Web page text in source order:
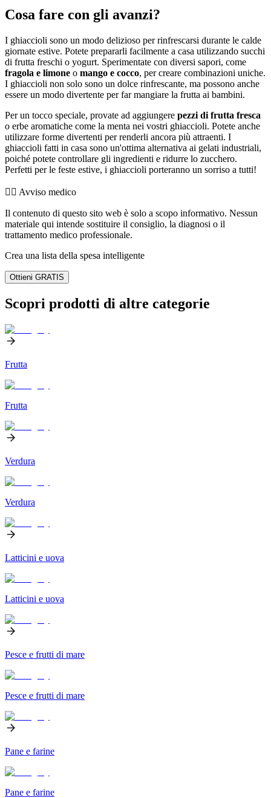
Cosa fare con gli avanzi?
I ghiaccioli sono un modo delizioso per rinfrescarsi durante le calde
giornate estive. Potete prepararli facilmente a casa utilizzando succhi
di frutta freschi o yogurt. Sperimentate con diversi sapori, come
fragola e limone o mango e cocco, per creare combinazioni uniche.
I ghiaccioli non solo sono un dolce rinfrescante, ma possono anche
essere un modo divertente per far mangiare la frutta ai bambini.
Per un tocco speciale, provate ad aggiungere pezzi di frutta fresca
o erbe aromatiche come la menta nei vostri ghiaccioli. Potete anche
utilizzare forme divertenti per renderli ancora più attraenti. I
ghiaccioli fatti in casa sono un'ottima alternativa ai gelati industriali,
poiché potete controllare gli ingredienti e ridurre lo zucchero.
Perfetti per le feste estive, i ghiaccioli porteranno un sorriso a tutti!
👨‍⚕️️ Avviso medico
Il contenuto di questo sito web è solo a scopo informativo. Nessun
materiale qui intende sostituire il consiglio, la diagnosi o il
trattamento medico professionale.
Crea una lista della spesa intelligente
Ottieni GRATIS
Scopri prodotti di altre categorie
Frutta
Frutta
Verdura
Verdura
Latticini e uova
Latticini e uova
Pesce e frutti di mare
Pesce e frutti di mare
Pane e farine
Pane e farine